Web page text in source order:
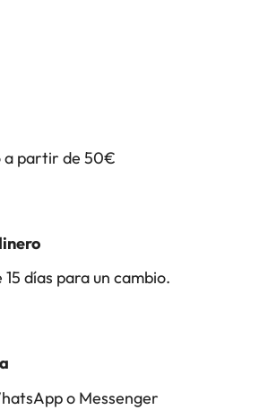
a partir de 50€
15 días para un cambio.
o Messenger